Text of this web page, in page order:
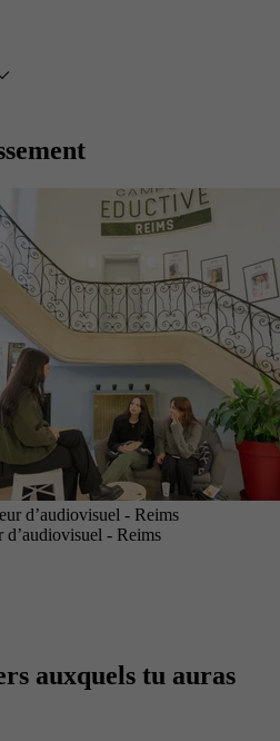
d’audiovisuel - Reims
auxquels tu auras